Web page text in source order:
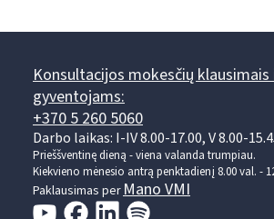
Konsultacijos mokesčių klausimais
gyventojams:
+370 5 260 5060
Darbo laikas: I-IV 8.00-17.00, V 8.00-
Prieššventinę dieną - viena valanda trumpiau.
Kiekvieno mėnesio antrą penktadienį 8.00 val. -
Paklausimas per Mano VMI